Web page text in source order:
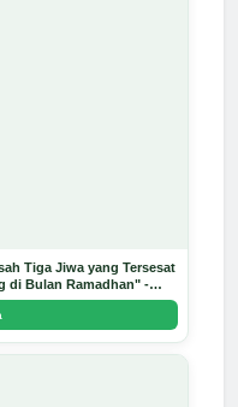
Tiga Jiwa yang Tersesat
di Bulan Ramadhan" -